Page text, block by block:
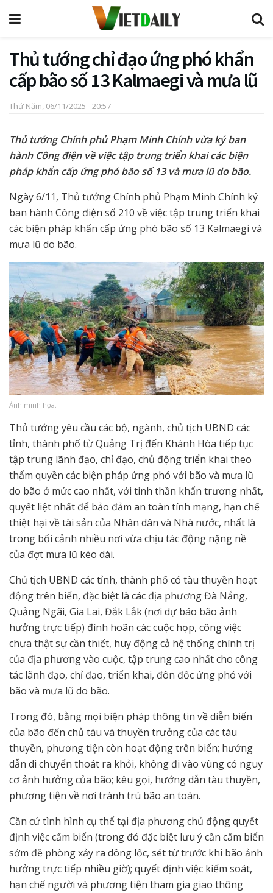
Thủ tướng chỉ đạo ứng phó khẩn
cấp bão số 13 Kalmaegi và mưa lũ
Thứ Năm, 06/11/2025 - 20:57
Thủ tướng Chính phủ Phạm Minh Chính vừa ký ban
hành Công điện về việc tập trung triển khai các biện
pháp khẩn cấp ứng phó bão số 13 và mưa lũ do bão.
Ngày 6/11, Thủ tướng Chính phủ Phạm Minh Chính ký
ban hành Công điện số 210 về việc tập trung triển khai
các biện pháp khẩn cấp ứng phó bão số 13 Kalmaegi và
mưa lũ do bão.
Ảnh minh họa.
Thủ tướng yêu cầu các bộ, ngành, chủ tịch UBND các
tỉnh, thành phố từ Quảng Trị đến Khánh Hòa tiếp tục
tập trung lãnh đạo, chỉ đạo, chủ động triển khai theo
thẩm quyền các biện pháp ứng phó với bão và mưa lũ
do bão ở mức cao nhất, với tinh thần khẩn trương nhất,
quyết liệt nhất để bảo đảm an toàn tính mạng, hạn chế
thiệt hại về tài sản của Nhân dân và Nhà nước, nhất là
trong bối cảnh nhiều nơi vừa chịu tác động nặng nề
của đợt mưa lũ kéo dài.
Chủ tịch UBND các tỉnh, thành phố có tàu thuyền hoạt
động trên biển, đặc biệt là các địa phương Đà Nẵng,
Quảng Ngãi, Gia Lai, Đắk Lắk (nơi dự báo bão ảnh
hưởng trực tiếp) đình hoãn các cuộc họp, công việc
chưa thật sự cần thiết, huy động cả hệ thống chính trị
của địa phương vào cuộc, tập trung cao nhất cho công
tác lãnh đạo, chỉ đạo, triển khai, đôn đốc ứng phó với
bão và mưa lũ do bão.
Trong đó, bằng mọi biện pháp thông tin về diễn biến
của bão đến chủ tàu và thuyền trưởng của các tàu
thuyền, phương tiện còn hoạt động trên biển; hướng
dẫn di chuyển thoát ra khỏi, không đi vào vùng có nguy
cơ ảnh hưởng của bão; kêu gọi, hướng dẫn tàu thuyền,
phương tiện về nơi tránh trú bão an toàn.
Căn cứ tình hình cụ thể tại địa phương chủ động quyết
định việc cấm biển (trong đó đặc biệt lưu ý cần cấm biển
sớm đề phòng xảy ra dông lốc, sét từ trước khi bão ảnh
hưởng trực tiếp nhiều giờ); quyết định việc kiểm soát,
hạn chế người và phương tiện tham gia giao thông